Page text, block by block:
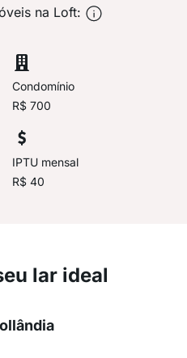
na Loft:
Condomínio
R$ 700
IPTU mensal
R$ 40
lar ideal